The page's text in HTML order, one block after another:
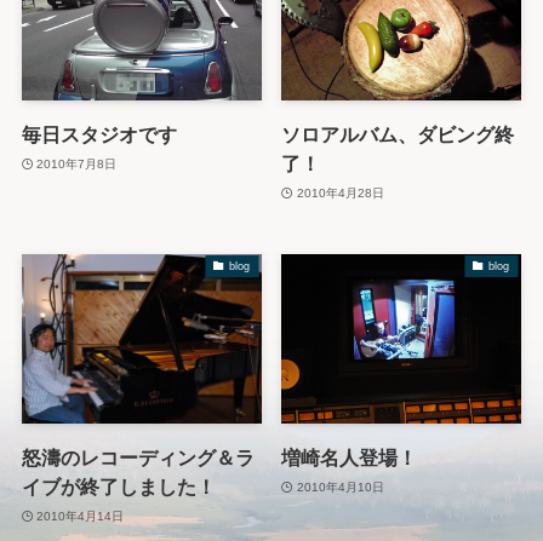
毎日スタジオです
2010年7月8日
ソロアルバム、ダビング終
了！
2010年4月28日
blog
怒濤のレコーディング＆ラ
イブが終了しました！
2010年4月14日
blog
増崎名人登場！
2010年4月10日